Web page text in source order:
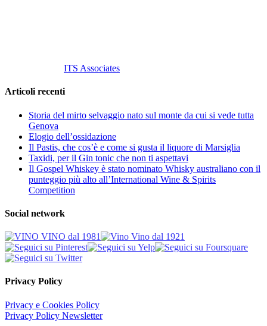
ITS Associates
Articoli recenti
Storia del mirto selvaggio nato sul monte da cui si vede tutta
Genova
Elogio dell’ossidazione
Il Pastis, che cos’è e come si gusta il liquore di Marsiglia
Taxidi, per il Gin tonic che non ti aspettavi
Il Gospel Whiskey è stato nominato Whisky australiano con il
punteggio più alto all’International Wine & Spirits
Competition
Social network
Privacy Policy
Privacy e Cookies Policy
Privacy Policy Newsletter